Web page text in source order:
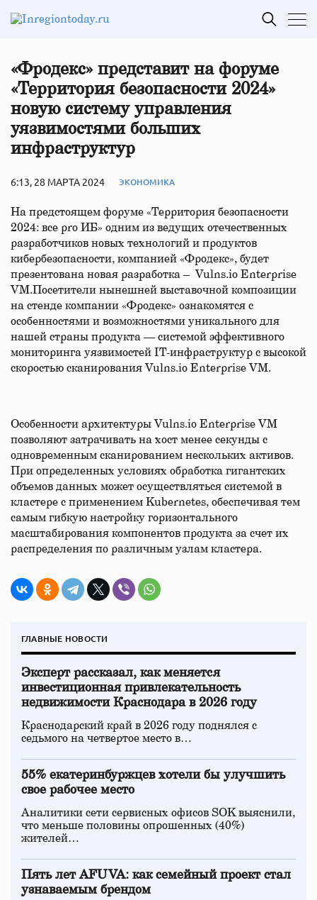
«Фродекс» представит на форуме
«Территория безопасности 2024»
новую систему управления
уязвимостями больших
инфраструктур
6:13, 28 МАРТА 2024 ЭКОНОМИКА
На предстоящем форуме «Территория безопасности
2024: все pro ИБ» одним из ведущих отечественных
разработчиков новых технологий и продуктов
кибербезопасности, компанией «Фродекс», будет
презентована новая разработка – Vulns.io Enterprise
VM.Посетители нынешней выставочной композиции
на стенде компании «Фродекс» ознакомятся с
особенностями и возможностями уникального для
нашей страны продукта — системой эффективного
мониторинга уязвимостей IT-инфраструктур с высокой
скоростью сканирования Vulns.io Enterprise VM.
Особенности архитектуры Vulns.io Enterprise VM
позволяют затрачивать на хост менее секунды с
одновременным сканированием нескольких активов.
При определенных условиях обработка гигантских
объемов данных может осуществляться системой в
кластере с применением Kubernetes, обеспечивая тем
самым гибкую настройку горизонтального
масштабирования компонентов продукта за счет их
распределения по различным узлам кластера.
ГЛАВНЫЕ НОВОСТИ
Эксперт рассказал, как меняется
инвестиционная привлекательность
недвижимости Краснодара в 2026 году
Краснодарский край в 2026 году поднялся с
седьмого на четвертое место в…
55% екатеринбуржцев хотели бы улучшить
свое рабочее место
Аналитики сети сервисных офисов SOK выяснили,
что меньше половины опрошенных (40%)
жителей…
Пять лет AFUVA: как семейный проект стал
узнаваемым брендом